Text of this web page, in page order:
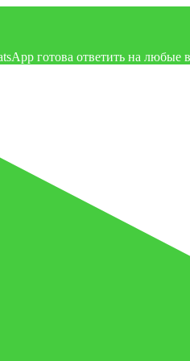
готова ответить на любые